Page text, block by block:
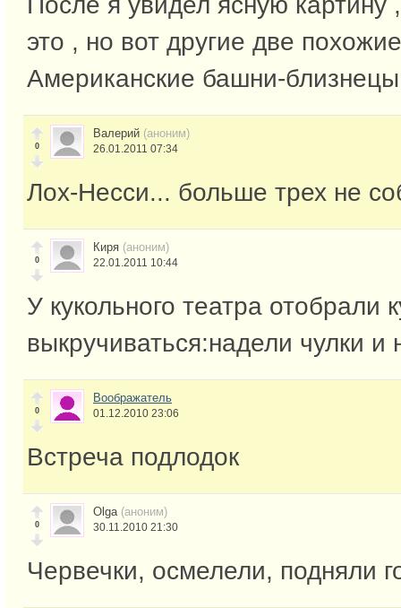
это , но вот другие две
Американские башни-близнецы
0
Валерий (аноним)
26.01.2011 07:34
Лох-Несси... больше трех не
0
Киря (аноним)
22.01.2011 10:44
У кукольного театра отобрали
выкручиваться:надели чулки и
0
Воображатель
01.12.2010 23:06
Встреча подлодок
0
Olga (аноним)
30.11.2010 21:30
Червечки, осмелели, подняли